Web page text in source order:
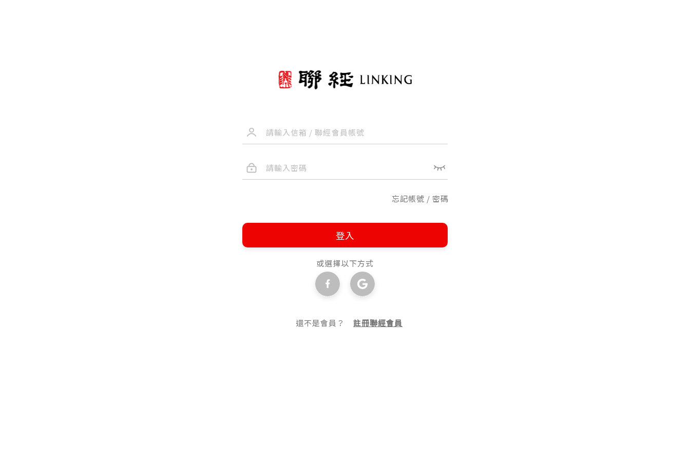
忘記帳號 / 密碼
登入
或選擇以下方式
還不是會員？註冊聯經會員